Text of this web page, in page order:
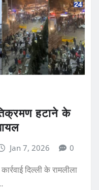
हटाने के
Jan 7, 2026 0
दिल्ली के रामलीला